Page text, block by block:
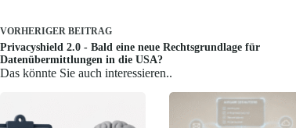
VORHERIGER BEITRAG
Privacyshield 2.0 - Bald eine neue Rechtsgrundlage für
Datenübermittlungen in die USA?
Das könnte Sie auch interessieren..